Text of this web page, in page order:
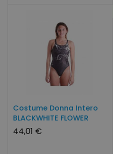
Costume Donna Intero
BLACKWHITE FLOWER
SwimWear
44,01 €